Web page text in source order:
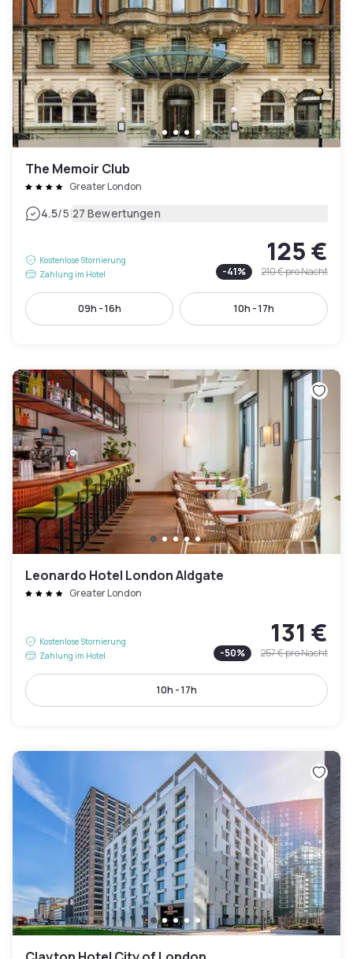
The Memoir Club
Greater London
4.5/5|27 Bewertungen
Kostenlose Stornierung
Zahlung im Hotel
125 €
-41% 210 €pro Nacht
09h - 16h 10h - 17h
Leonardo Hotel London Aldgate
Greater London
Kostenlose Stornierung
Zahlung im Hotel
131 €
-50% 257 €pro Nacht
10h - 17h